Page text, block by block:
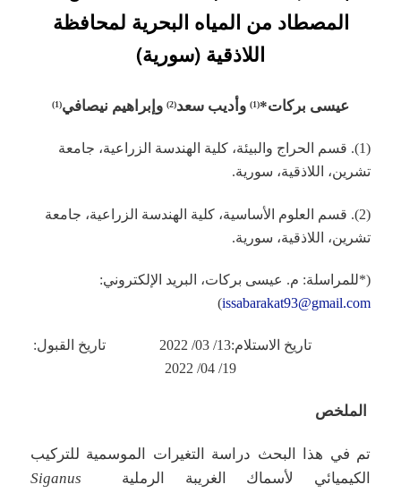
المصطاد من المياه البحرية لمحافظة
اللاذقية (سورية)
عيسى بركات*(1) وأديب سعد(2) وإبراهيم نيصافي(1)
(1). قسم الحراج والبيئة، كلية الهندسة الزراعية، جامعة
تشرين، اللاذقية، سورية.
(2). قسم العلوم الأساسية، كلية الهندسة الزراعية، جامعة
تشرين، اللاذقية، سورية.
(*للمراسلة: م. عيسى بركات، البريد الإلكتروني:
issabarakat93@gmail.com
)
تاريخ الاستلام:13/ 03/ 2022 تاريخ القبول:
19/ 04/ 2022
الملخص
تم في هذا البحث دراسة التغيرات الموسمية للتركيب
الكيميائي لأسماك الغريبة الرملية Siganus